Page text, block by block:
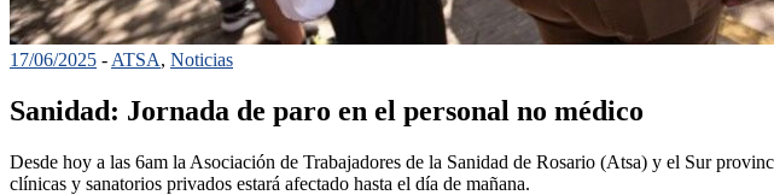
17/06/2025 - ATSA, Noticias
Sanidad: Jornada de paro en el personal no médico
Desde hoy a las 6am la Asociación de Trabajadores de la Sanidad de Rosario (Atsa) y el Sur
clínicas y sanatorios privados estará afectado hasta el día de mañana.